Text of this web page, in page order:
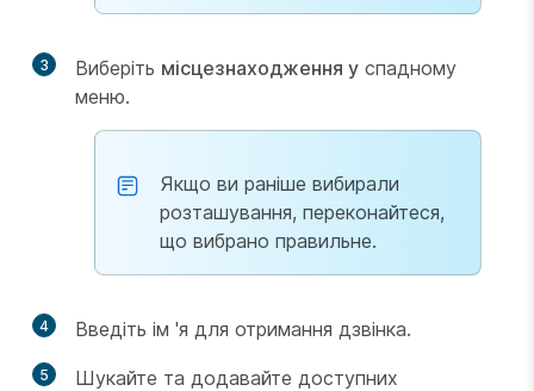
3 Виберіть місцезнаходження у спадному
меню.
Якщо ви раніше вибирали
розташування, переконайтеся,
що вибрано правильне.
4 Введіть ім 'я для отримання дзвінка.
5
Шукайте та додавайте доступних